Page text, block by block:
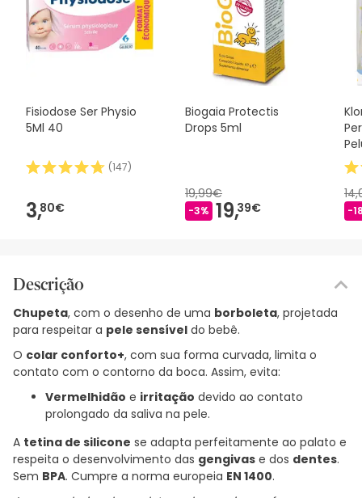
Fisiodose Ser Physio
5Ml 40
(147)
3,80€
Biogaia Protectis
Drops 5ml
19,99€
-3% 19,39€ -
Descrição
Chupeta, com o desenho de uma borboleta, projetada
para respeitar a pele sensível do bebê.
O colar conforto+, com sua forma curvada, limita o
contato com o contorno da boca. Assim, evita:
Vermelhidão e irritação devido ao contato
prolongado da saliva na pele.
A tetina de silicone se adapta perfeitamente ao palato e
respeita o desenvolvimento das gengivas e dos dentes.
Sem BPA. Cumpre a norma europeia EN 1400.